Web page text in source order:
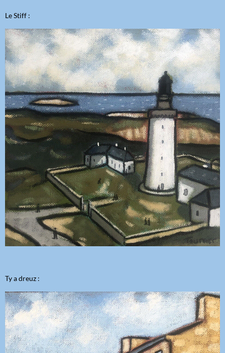
Le Stiff :
Ty a dreuz :